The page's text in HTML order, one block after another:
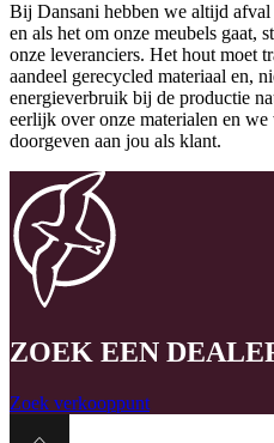
Bij Dansani hebben we altijd afval
en als het om onze meubels gaat,
onze leveranciers. Het hout moet
aandeel gerecycled materiaal en,
energieverbruik bij de productie
eerlijk over onze materialen en
doorgeven aan jou als klant.
ZOEK EEN
Zoek verkooppunt